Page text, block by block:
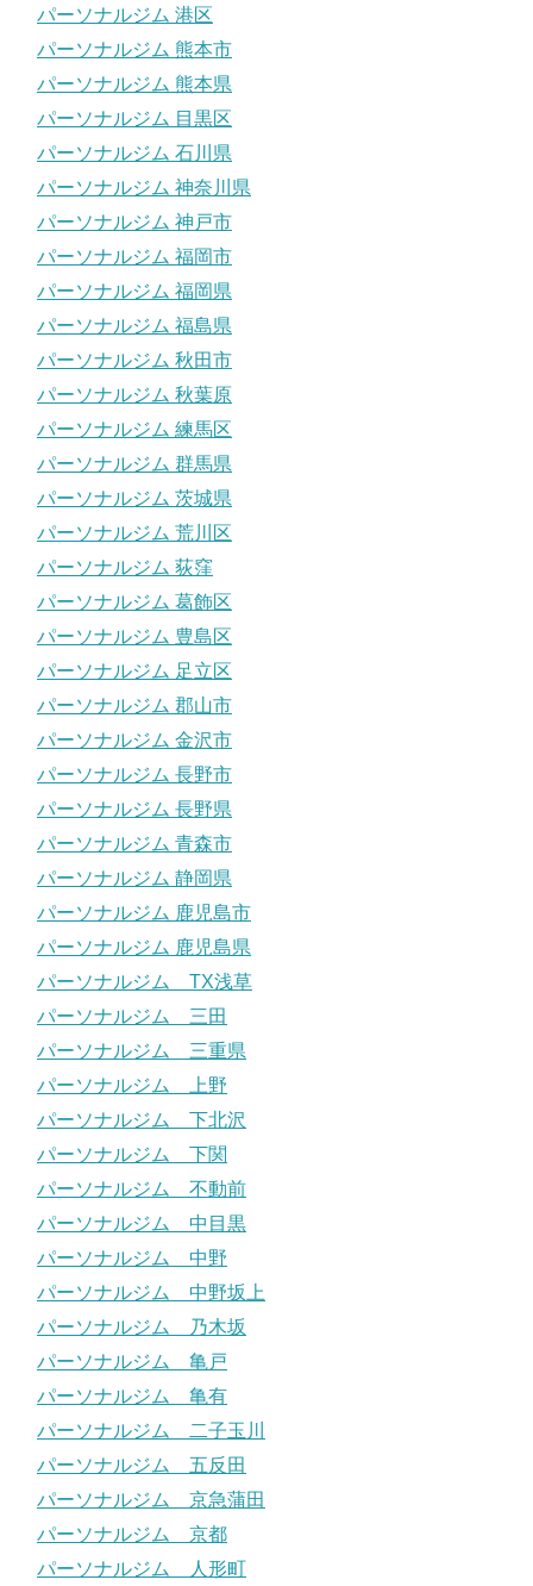
パーソナルジム 港区
パーソナルジム 熊本市
パーソナルジム 熊本県
パーソナルジム 目黒区
パーソナルジム 石川県
パーソナルジム 神奈川県
パーソナルジム 神戸市
パーソナルジム 福岡市
パーソナルジム 福岡県
パーソナルジム 福島県
パーソナルジム 秋田市
パーソナルジム 秋葉原
パーソナルジム 練馬区
パーソナルジム 群馬県
パーソナルジム 茨城県
パーソナルジム 荒川区
パーソナルジム 荻窪
パーソナルジム 葛飾区
パーソナルジム 豊島区
パーソナルジム 足立区
パーソナルジム 郡山市
パーソナルジム 金沢市
パーソナルジム 長野市
パーソナルジム 長野県
パーソナルジム 青森市
パーソナルジム 静岡県
パーソナルジム 鹿児島市
パーソナルジム 鹿児島県
パーソナルジム TX浅草
パーソナルジム 三田
パーソナルジム 三重県
パーソナルジム 上野
パーソナルジム 下北沢
パーソナルジム 下関
パーソナルジム 不動前
パーソナルジム 中目黒
パーソナルジム 中野
パーソナルジム 中野坂上
パーソナルジム 乃木坂
パーソナルジム 亀戸
パーソナルジム 亀有
パーソナルジム 二子玉川
パーソナルジム 五反田
パーソナルジム 京急蒲田
パーソナルジム 京都
パーソナルジム 人形町